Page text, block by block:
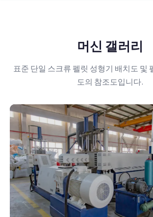
머신 갤러리
표준 단일 스크류 펠릿 성형기 배치도 및
도의 참조도입니다.